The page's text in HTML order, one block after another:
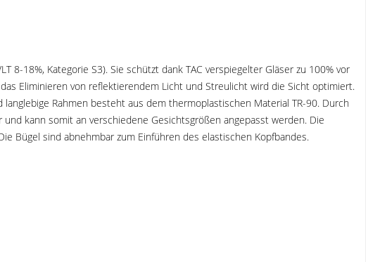
18%, Kategorie S3). Sie schützt dank TAC verspiegelter Gläser zu 100% vor
Eliminieren von reflektierendem Licht und Streulicht wird die Sicht optimiert.
Rahmen besteht aus dem thermoplastischen Material TR-90. Durch
kann somit an verschiedene Gesichtsgrößen angepasst werden. Die
Bügel sind abnehmbar zum Einführen des elastischen Kopfbandes.